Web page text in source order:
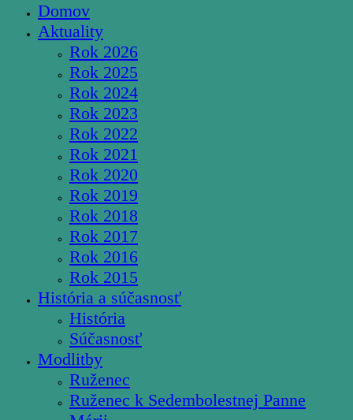
Domov
Aktuality
Rok 2026
Rok 2025
Rok 2024
Rok 2023
Rok 2022
Rok 2021
Rok 2020
Rok 2019
Rok 2018
Rok 2017
Rok 2016
Rok 2015
História a súčasnosť
História
Súčasnosť
Modlitby
Ruženec
Ruženec k Sedembolestnej Panne